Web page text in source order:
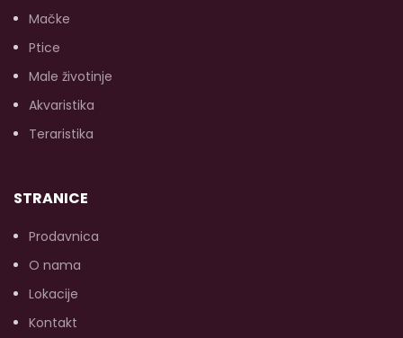
Mačke
Ptice
Male životinje
Akvaristika
Teraristika
STRANICE
Prodavnica
O nama
Lokacije
Kontakt